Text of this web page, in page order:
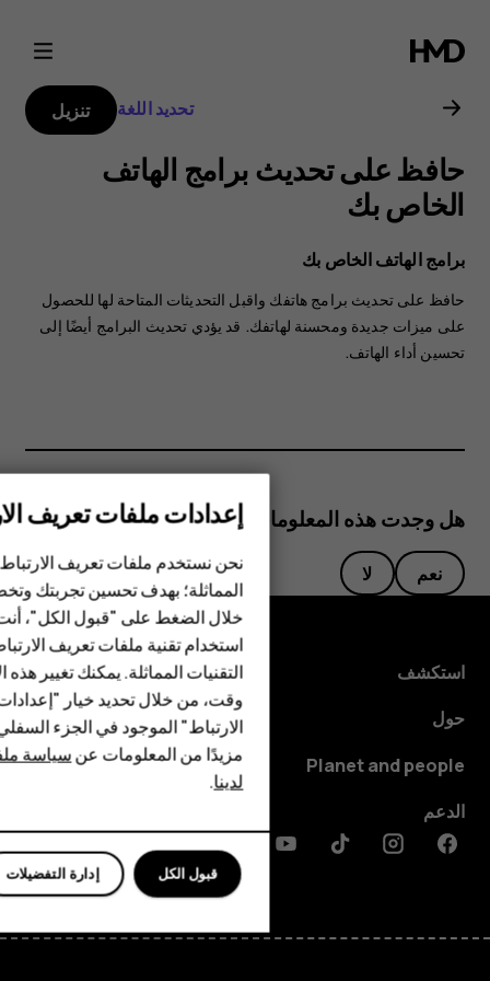
دليل
مستخدم
Nokia
G50
الهواتف الذكية
الهواتف المميزة
HMD Terra M
HMD DUB
HMD Watch
للأعمال
تحديد اللغة تنزيل
حافظ على تحديث برامج الهاتف
الخاص بك
برامج الهاتف الخاص بك
حافظ على تحديث برامج هاتفك واقبل التحديثات المتاحة لها للحصول
على ميزات جديدة ومحسنة لهاتفك. قد يؤدي تحديث البرامج أيضًا إلى
تحسين أداء الهاتف.
هل وجدت هذه المعلومات مفيدة؟
نعم لا
استكشف
حول
Planet and people
الدعم
Facebook
Instagram
Tiktok
Youtube
Linkedin
Discord
إعدادات ملفات تعريف
نحن نستخدم ملفات تعريف
المماثلة؛ بهدف تحسين تجربتك
خلال الضغط على "قبول الكل"،
استخدام تقنية ملفات تعريف
التقنيات المماثلة. يمكنك تغيير
وقت، من خلال تحديد خيار
الارتباط" الموجود في الجزء
مزيدًا من المعلومات عنسياسة
لدينا.
إدارة التفضيلات قبول الكل